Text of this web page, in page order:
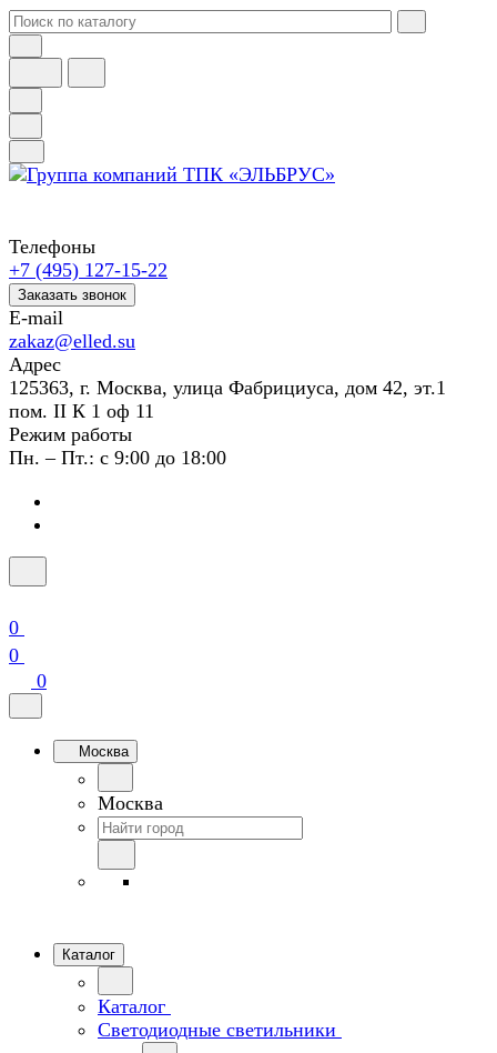
Телефоны
+7 (495) 127-15-22
Заказать звонок
E-mail
zakaz@elled.su
Адрес
125363, г. Москва, улица Фабрициуса, дом 42, эт.1
пом. II К 1 оф 11
Режим работы
Пн. – Пт.: с 9:00 до 18:00
0
0
0
Москва
Москва
Каталог
Каталог
Светодиодные светильники